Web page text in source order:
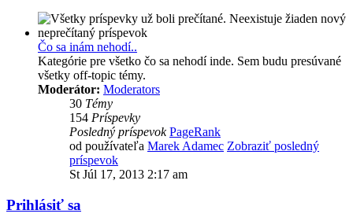
Čo sa inám nehodí..
Kategórie pre všetko čo sa nehodí inde. Sem budu presúvané
všetky off-topic témy.
Moderátor: Moderators
30 Témy
154 Príspevky
Posledný príspevok PageRank
od používateľa Marek Adamec Zobraziť posledný
príspevok
St Júl 17, 2013 2:17 am
Prihlásiť sa